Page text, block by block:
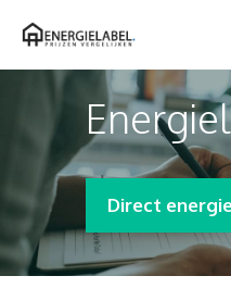
naar
Direct